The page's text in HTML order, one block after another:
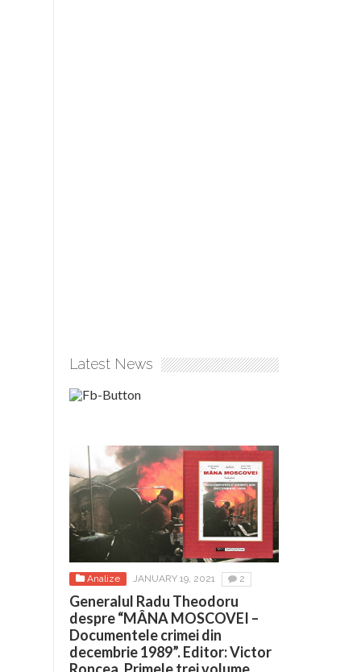
Latest News
Analize JANUARY 19, 2021 2
Generalul Radu Theodoru
despre “MÂNA MOSCOVEI –
Documentele crimei din
decembrie 1989”. Editor: Victor